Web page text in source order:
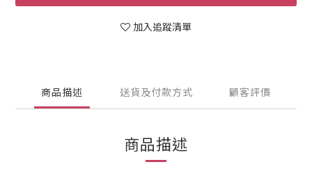
加入追蹤清單
商品描述 送貨及付款方式 顧客評價
商品描述